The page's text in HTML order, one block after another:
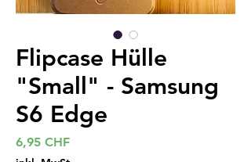
Flipcase Hülle
"Small" - Samsung
S6 Edge
6,95 CHFPreis